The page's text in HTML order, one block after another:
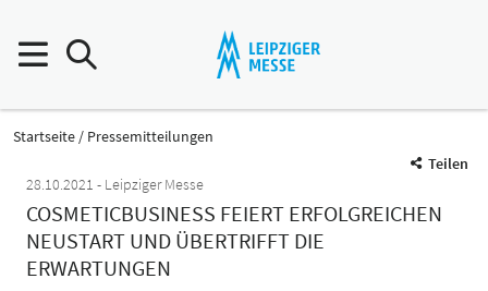
Startseite
Pressemitteilungen
Teilen
28.10.2021
Leipziger Messe
COSMETICBUSINESS FEIERT ERFOLGREICHEN
NEUSTART UND ÜBERTRIFFT DIE
ERWARTUNGEN